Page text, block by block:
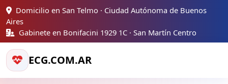
Domicilio en San Telmo · Ciudad Autónoma de Buenos
Aires
Gabinete en Bonifacini 1929 1C · San Martín Centro
ECG.COM.AR